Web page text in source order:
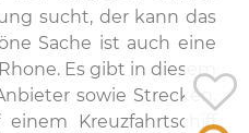
sucht, der kann das
Sache ist auch eine
Es gibt in diesem
sowie Strecken.
Kreuzfahrtschiff